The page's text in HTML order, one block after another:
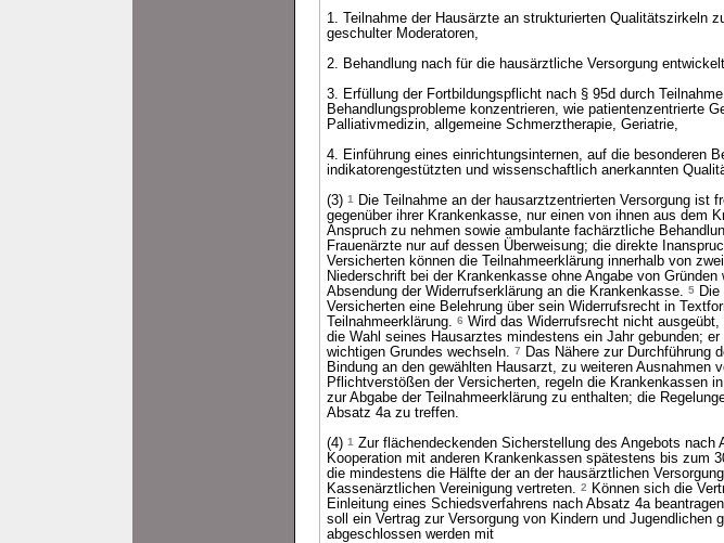
1. Teilnahme der Hausärzte an strukturierten Qualitätszirkeln
geschulter Moderatoren,
2. Behandlung nach für die hausärztliche Versorgung
3. Erfüllung der Fortbildungspflicht nach § 95d durch
Behandlungsprobleme konzentrieren, wie patientenzentrierte
Palliativmedizin, allgemeine Schmerztherapie, Geriatrie,
4. Einführung eines einrichtungsinternen, auf die besonderen
indikatorengestützten und wissenschaftlich anerkannten
(3) 1 Die Teilnahme an der hausarztzentrierten Versorgung ist
gegenüber ihrer Krankenkasse, nur einen von ihnen aus dem
Anspruch zu nehmen sowie ambulante fachärztliche
Frauenärzte nur auf dessen Überweisung; die direkte
Versicherten können die Teilnahmeerklärung innerhalb von
Niederschrift bei der Krankenkasse ohne Angabe von Gründen
Absendung der Widerrufserklärung an die Krankenkasse. 5
Versicherten eine Belehrung über sein Widerrufsrecht in
Teilnahmeerklärung. 6 Wird das Widerrufsrecht nicht
die Wahl seines Hausarztes mindestens ein Jahr gebunden;
wichtigen Grundes wechseln. 7
Das Nähere zur Durchführung
Bindung an den gewählten Hausarzt, zu weiteren Ausnahmen
Pflichtverstößen der Versicherten, regeln die Krankenkassen
zur Abgabe der Teilnahmeerklärung zu enthalten; die
Absatz 4a zu treffen.
(4) 1 Zur flächendeckenden Sicherstellung des Angebots
Kooperation mit anderen Krankenkassen spätestens bis zum
die mindestens die Hälfte der an der hausärztlichen
Kassenärztlichen Vereinigung vertreten. 2
Können sich die
Einleitung eines Schiedsverfahrens nach Absatz 4a
soll ein Vertrag zur Versorgung von Kindern und Jugendlichen
abgeschlossen werden mit